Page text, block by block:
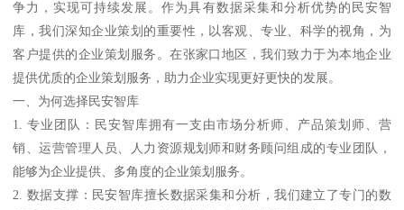
争力，实现可持续发展。作为具有数据采集和分析优势的民安智
库，我们深知企业策划的重要性，以客观、专业、科学的视角，为
客户提供的企业策划服务。在张家口地区，我们致力于为本地企业
提供优质的企业策划服务，助力企业实现更好更快的发展。
一、为何选择民安智库
1. 专业团队：民安智库拥有一支由市场分析师、产品策划师、营
销、运营管理人员、人力资源规划师和财务顾问组成的专业团队，
能够为企业提供、多角度的企业策划服务。
2. 数据支撑：民安智库擅长数据采集和分析，我们建立了专门的数